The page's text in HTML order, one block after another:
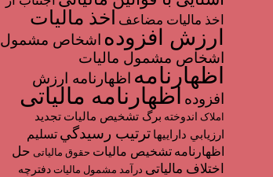
اخذ ماليات مضاعف
اخذ مالیات
ارزش افزوده اشخاص مشمول
اشخاص مشمول ماليات
اظهارنامه اظهارنامه ارزش
افزوده اظهارنامه مالیاتی
املاک اندوخته برگ تشخیص مالیات تجديد
ارزيابي دارايي­ها ترتیب رسيدگي تسليم
اظهارنامه تشخیص مالیات حقوق مالیاتی حل
اختلاف مالیاتی درآمد مشمول ماليات دفترچه